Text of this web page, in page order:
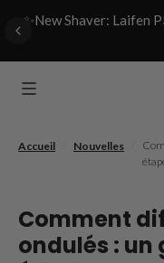
✨New Shaver: Laifen
Accueil Nouvelles
Comment
ondulés :